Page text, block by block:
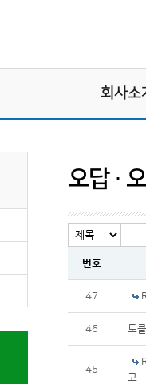
회사소
오답 ·
번호
47
46 토
45
고